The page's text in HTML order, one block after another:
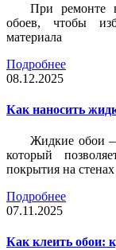
При ремонте
обоев, чтобы
материала
Подробнее
08.12.2025
Как наносить
Жидкие обои
который
покрытия на
Подробнее
07.11.2025
Как клеить обои: